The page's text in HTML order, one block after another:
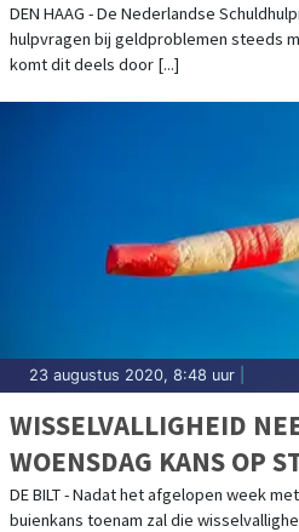
DEN HAAG - De Nederlandse
hulpvragen bij geldproblemen steeds
komt dit deels door [...]
23 augustus 2020, 8:48 uur
WISSELVALLIGHEID
WOENSDAG KANS OP
DE BILT - Nadat het afgelopen week
buienkans toenam zal die